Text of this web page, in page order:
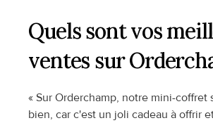
Quels sont vos
ventes sur
« Sur Orderchamp, notre mini-coffret
bien, car c'est un joli cadeau à offrir